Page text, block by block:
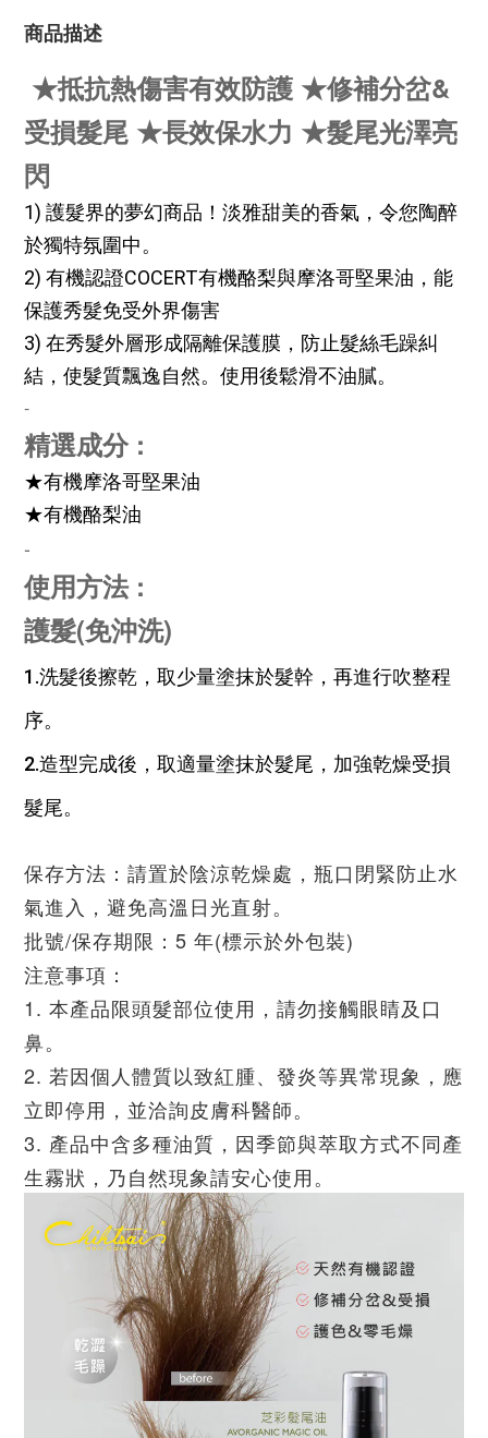
商品描述
★抵抗熱傷害有效防護 ★修補分岔&
受損髮尾 ★長效保水力 ★髮尾光澤亮
閃
1) 護髮界的夢幻商品！淡雅甜美的香氣，令您陶醉
於獨特氛圍中。
2) 有機認證COCERT有機酪梨與摩洛哥堅果油，能
保護秀髮免受外界傷害
3) 在秀髮外層形成隔離保護膜，防止髮絲毛躁糾
結，使髮質飄逸自然。使用後鬆滑不油膩。
-
精選成分 :
★有機摩洛哥堅果油
★有機酪梨油
-
使用方法 :
護髮(免沖洗)
1.洗髮後擦乾，取少量塗抹於髮幹，再進行吹整程
序。
2.造型完成後，取適量塗抹於髮尾，加強乾燥受損
髮尾。
保存方法：請置於陰涼乾燥處，瓶口閉緊防止水
氣進入，避免高溫日光直射。
批號/保存期限：5 年(標示於外包裝)
注意事項：
1. 本產品限頭髮部位使用，請勿接觸眼睛及口
鼻。
2. 若因個人體質以致紅腫、發炎等異常現象，應
立即停用，並洽詢皮膚科醫師。
3. 產品中含多種油質，因季節與萃取方式不同產
生霧狀，乃自然現象請安心使用。